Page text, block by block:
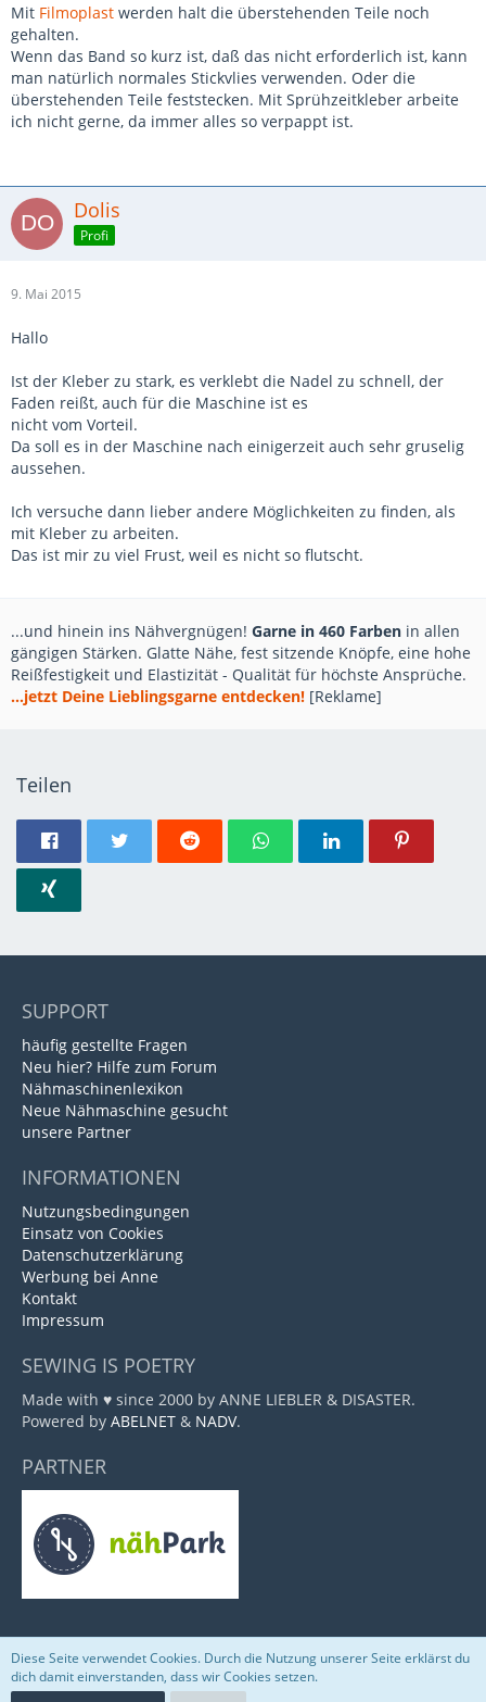
Mit Filmoplast werden halt die überstehenden Teile noch
gehalten.
Wenn das Band so kurz ist, daß das nicht erforderlich ist, kann
man natürlich normales Stickvlies verwenden. Oder die
überstehenden Teile feststecken. Mit Sprühzeitkleber arbeite
ich nicht gerne, da immer alles so verpappt ist.
Dolis
Profi
9. Mai 2015
Hallo
Ist der Kleber zu stark, es verklebt die Nadel zu schnell, der
Faden reißt, auch für die Maschine ist es
nicht vom Vorteil.
Da soll es in der Maschine nach einigerzeit auch sehr gruselig
aussehen.
Ich versuche dann lieber andere Möglichkeiten zu finden, als
mit Kleber zu arbeiten.
Das ist mir zu viel Frust, weil es nicht so flutscht.
...und hinein ins Nähvergnügen! Garne in 460 Farben in allen
gängigen Stärken. Glatte Nähe, fest sitzende Knöpfe, eine hohe
Reißfestigkeit und Elastizität - Qualität für höchste Ansprüche.
...jetzt Deine Lieblingsgarne entdecken! [Reklame]
Teilen
SUPPORT
häufig gestellte Fragen
Neu hier? Hilfe zum Forum
Nähmaschinenlexikon
Neue Nähmaschine gesucht
unsere Partner
INFORMATIONEN
Nutzungsbedingungen
Einsatz von Cookies
Datenschutzerklärung
Werbung bei Anne
Kontakt
Impressum
SEWING IS POETRY
Made with ♥ since 2000 by ANNE LIEBLER & DISASTER.
Powered by ABELNET & NADV.
PARTNER
Community-Software:WoltLab Suite™
Diese Seite verwendet Cookies. Durch die Nutzung unserer Seite erklärst du
dich damit einverstanden, dass wir Cookies setzen.